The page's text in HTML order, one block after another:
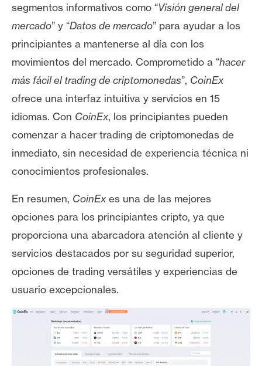
s
o
s
C
o
n
a
c
t
y
P
u
l
i
c
segmentos informativos como “Visión general del
mercado” y “Datos de mercado” para ayudar a los
principiantes a mantenerse al día con los
movimientos del mercado. Comprometido a “hacer
más fácil el trading de criptomonedas”, CoinEx
ofrece una interfaz intuitiva y servicios en 15
idiomas. Con CoinEx, los principiantes pueden
comenzar a hacer trading de criptomonedas de
inmediato, sin necesidad de experiencia técnica ni
conocimientos profesionales.
En resumen, CoinEx es una de las mejores
opciones para los principiantes cripto, ya que
proporciona una abarcadora atención al cliente y
servicios destacados por su seguridad superior,
opciones de trading versátiles y experiencias de
usuario excepcionales.